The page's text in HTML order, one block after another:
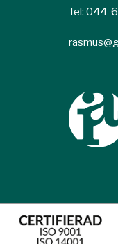
Tel: 044-